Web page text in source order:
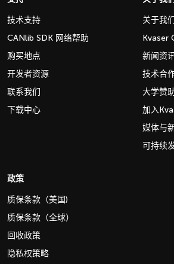
技术支持
CANlib SDK 网络帮助
购买地点
开发者资源
联系我们
下载中心
关于我们
Kvaser
新闻资
技术合
大学赞
加入
媒体与
可持续
政策
质保条款（美国)
质保条款（全球）
回收政策
隐私权策略